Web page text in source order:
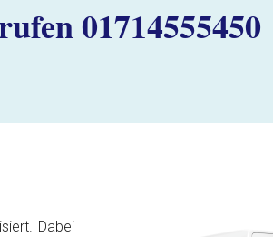
01714555450
Dabei